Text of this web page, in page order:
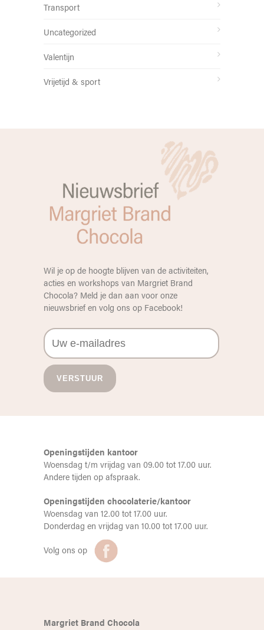
Transport
Uncategorized
Valentijn
Vrijetijd & sport
Wil je op de hoogte blijven van de activiteiten,
acties en workshops van Margriet Brand
Chocola? Meld je dan aan voor onze
nieuwsbrief en volg ons op Facebook!
Openingstijden kantoor
Woensdag t/m vrijdag van 09.00 tot 17.00 uur.
Andere tijden op afspraak.
Openingstijden chocolaterie/kantoor
Woensdag van 12.00 tot 17.00 uur.
Donderdag en vrijdag van 10.00 tot 17.00 uur.
Volg ons op
Margriet Brand Chocola